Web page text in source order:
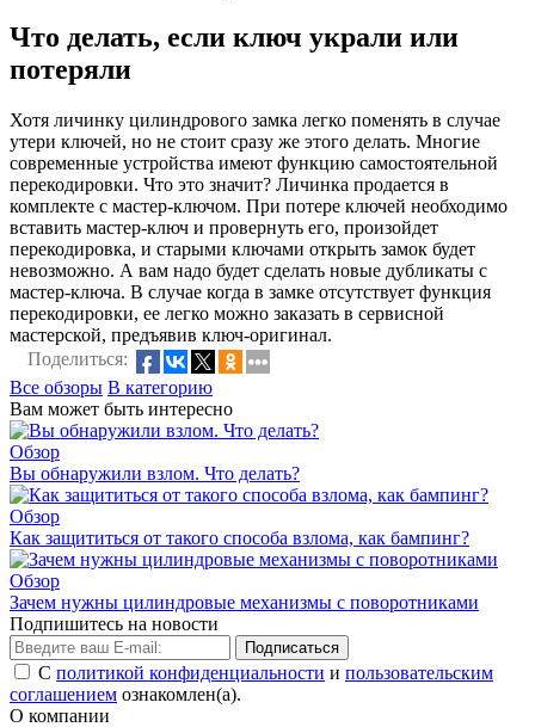
Что делать, если ключ украли или
потеряли
Хотя личинку цилиндрового замка легко поменять в случае
утери ключей, но не стоит сразу же этого делать. Многие
современные устройства имеют функцию самостоятельной
перекодировки. Что это значит? Личинка продается в
комплекте с мастер-ключом. При потере ключей необходимо
вставить мастер-ключ и провернуть его, произойдет
перекодировка, и старыми ключами открыть замок будет
невозможно. А вам надо будет сделать новые дубликаты с
мастер-ключа. В случае когда в замке отсутствует функция
перекодировки, ее легко можно заказать в сервисной
мастерской, предъявив ключ-оригинал.
Поделиться:
Все обзоры В категорию
Вам может быть интересно
Обзор
Вы обнаружили взлом. Что делать?
Обзор
Как защититься от такого способа взлома, как бампинг?
Обзор
Зачем нужны цилиндровые механизмы с поворотниками
Подпишитесь на новости
Подписаться
С политикой конфиденциальности и пользовательским
соглашением ознакомлен(а).
О компании